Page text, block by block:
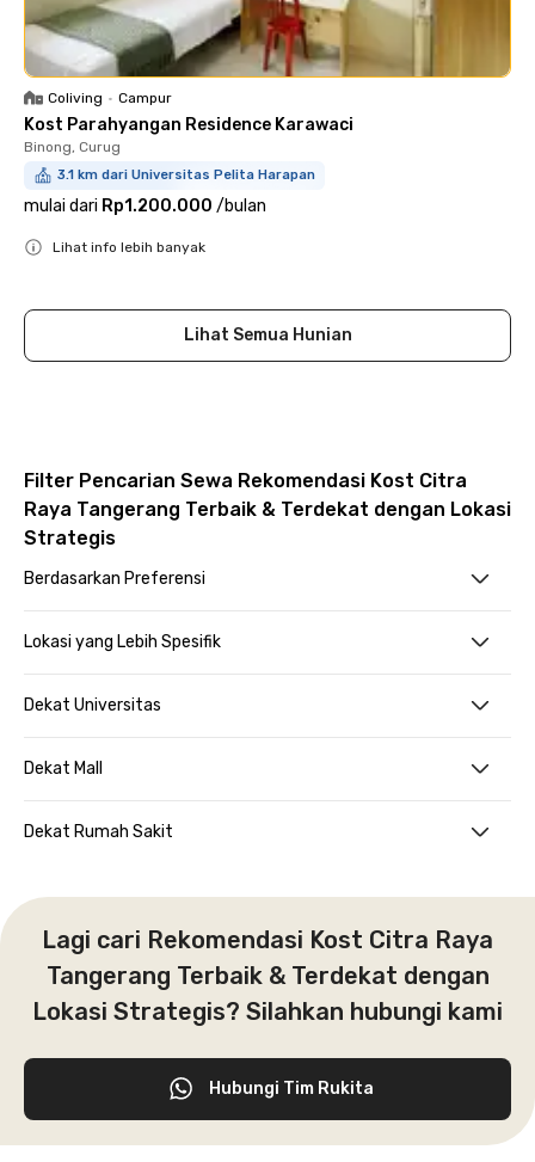
Coliving • Campur
Kost Parahyangan Residence Karawaci
Binong, Curug
3.1 km dari Universitas Pelita Harapan
mulai dari Rp1.200.000 /bulan
Lihat info lebih banyak
Lihat Semua Hunian
Filter Pencarian Sewa Rekomendasi Kost Citra
Raya Tangerang Terbaik & Terdekat dengan Lokasi
Strategis
Berdasarkan Preferensi
Lokasi yang Lebih Spesifik
Dekat Universitas
Dekat Mall
Dekat Rumah Sakit
Lagi cari Rekomendasi Kost Citra Raya
Tangerang Terbaik & Terdekat dengan
Lokasi Strategis? Silahkan hubungi kami
Hubungi Tim Rukita